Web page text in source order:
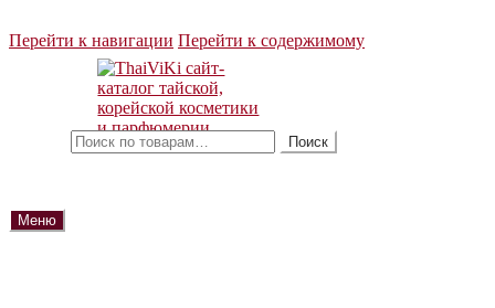
Перейти к навигации Перейти к содержимому
Поиск
Меню